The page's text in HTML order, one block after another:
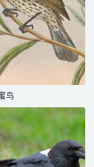
鸟